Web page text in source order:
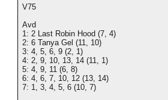
V75
Avd
1: 2 Last Robin Hood (7, 4)
2: 6 Tanya Gel (11, 10)
3: 4, 5, 6, 9 (2, 1)
4: 2, 9, 10, 13, 14 (11, 1)
5: 4, 9, 11 (6, 8)
6: 4, 6, 7, 10, 12 (13, 14)
7: 1, 3, 4, 5, 6 (10, 7)